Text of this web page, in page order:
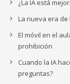
¿La IA está
La nueva era de
El móvil en el
prohibición
Cuando la IA
preguntas?